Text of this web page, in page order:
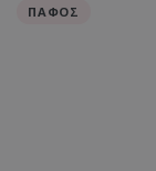
ΠΑΦΟΣ